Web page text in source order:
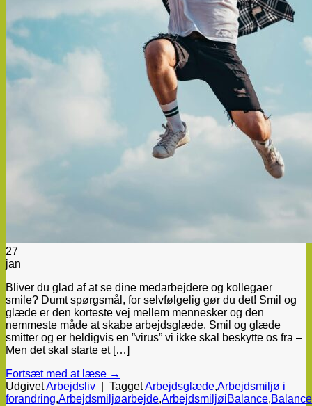
27
jan
Bliver du glad af at se dine medarbejdere og kollegaer
smile? Dumt spørgsmål, for selvfølgelig gør du det! Smil og
glæde er den korteste vej mellem mennesker og den
nemmeste måde at skabe arbejdsglæde. Smil og glæde
smitter og er heldigvis en ”virus” vi ikke skal beskytte os fra –
Men det skal starte et […]
Fortsæt med at læse →
UdgivetArbejdsliv TaggetArbejdsglæde,Arbejdsmiljø i
forandring,Arbejdsmiljøarbejde,ArbejdsmiljøiBalance,Balance